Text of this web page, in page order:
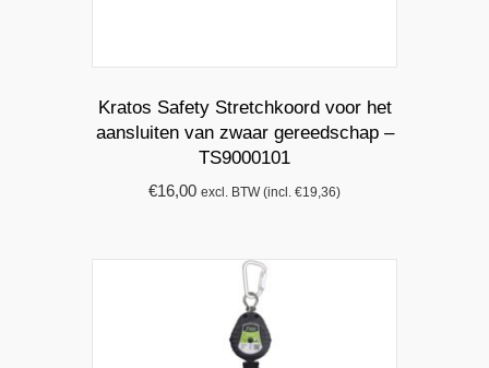
Kratos Safety Stretchkoord voor het
aansluiten van zwaar gereedschap –
TS9000101
€16,00 excl. BTW (incl. €19,36)